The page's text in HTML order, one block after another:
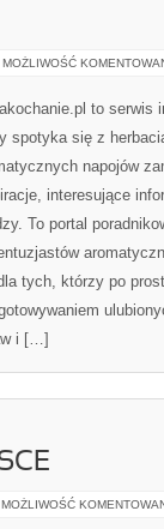
MOŻLIWOŚĆ
to serwis
spotyka się z
napojów
interesujące
To portal
tych, którzy po
i […]
MOŻLIWOŚĆ